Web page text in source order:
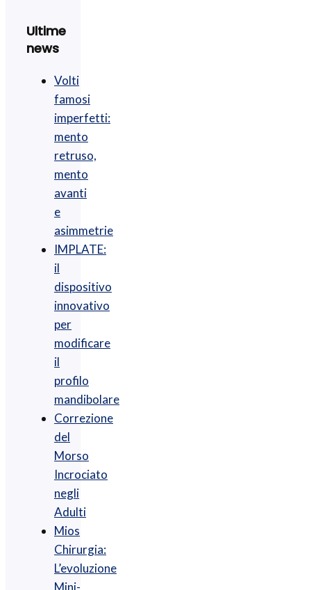
Ultime
news
Volti
famosi
imperfetti:
mento
retruso,
mento
avanti
e
asimmetrie
IMPLATE:
il
dispositivo
innovativo
per
modificare
il
profilo
mandibolare
Correzione
del
Morso
Incrociato
negli
Adulti
Mios
Chirurgia :
L’evoluzione
Mini-